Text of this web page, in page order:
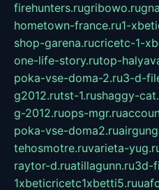
firehunters.rugribowo.ru
hometown-france.ru1-
shop-garena.rucricetc-1-
one-life-story.rutop-
poka-vse-doma-2.ru3-d-
g2012.rutst-1.rushaggy-
g-2012.ruops-mgr.ru
poka-vse-doma2.ru
tehosmotre.ruvarieta-
raytor-d.ruatillagunn.ru3d-
1xbeticricetc1xbetti5.ru